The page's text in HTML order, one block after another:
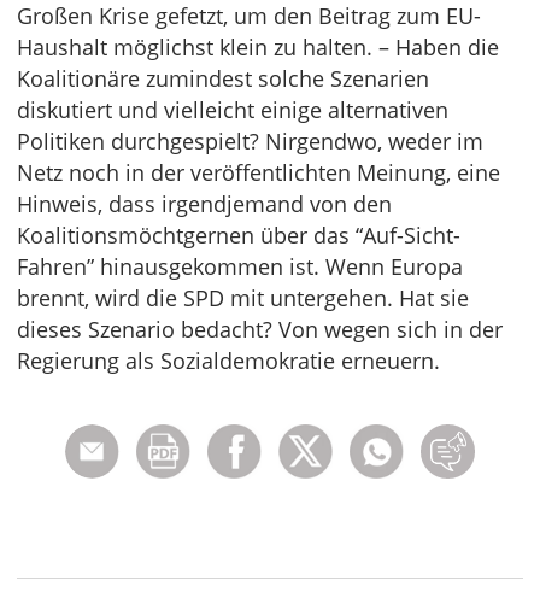
Großen Krise gefetzt, um den Beitrag zum EU-
Haushalt möglichst klein zu halten. – Haben die
Koalitionäre zumindest solche Szenarien
diskutiert und vielleicht einige alternativen
Politiken durchgespielt? Nirgendwo, weder im
Netz noch in der veröffentlichten Meinung, eine
Hinweis, dass irgendjemand von den
Koalitionsmöchtgernen über das “Auf-Sicht-
Fahren” hinausgekommen ist. Wenn Europa
brennt, wird die SPD mit untergehen. Hat sie
dieses Szenario bedacht? Von wegen sich in der
Regierung als Sozialdemokratie erneuern.